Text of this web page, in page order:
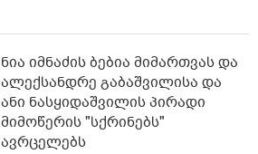
ნია იმნაძის ბებია მიმართვას და
ალექსანდრე გაბაშვილისა და
ანი ნასყიდაშვილის პირადი
მიმოწერის "სქრინებს"
ავრცელებს